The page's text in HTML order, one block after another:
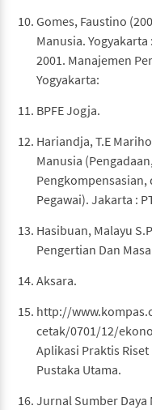
Gomes, Faustino
Manusia.
2001. Manajemen
Yogyakarta:
BPFE Jogja.
Hariandja, T.E
Manusia
Pegawai). Jakarta :
Hasibuan, Malayu
Pengertian Dan
Aksara.
http://
cetak/0701/12/
Aplikasi Praktis
Pustaka Utama.
Jurnal Sumber Daya